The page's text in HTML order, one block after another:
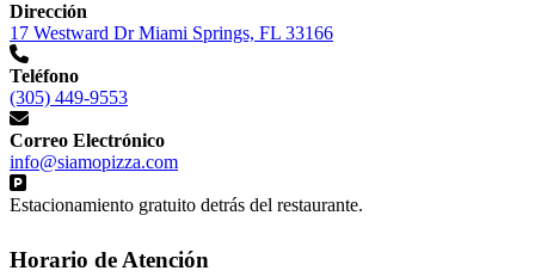
Dirección
17 Westward Dr Miami Springs, FL 33166
Teléfono
(305) 449-9553
Correo Electrónico
info@siamopizza.com
Estacionamiento gratuito detrás del restaurante.
Horario de Atención